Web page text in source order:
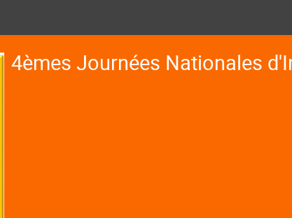
4èmes Journées Nationales